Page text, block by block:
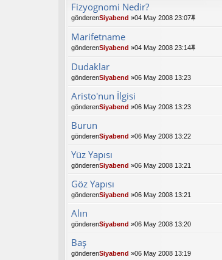
Fizyognomi Nedir?
gönderenSiyabend »04 May 2008 23:07
Marifetname
gönderenSiyabend »04 May 2008 23:14
Dudaklar
gönderenSiyabend »06 May 2008 13:23
Aristo'nun İlgisi
gönderenSiyabend »06 May 2008 13:23
Burun
gönderenSiyabend »06 May 2008 13:22
Yüz Yapısı
gönderenSiyabend »06 May 2008 13:21
Göz Yapısı
gönderenSiyabend »06 May 2008 13:21
Alın
gönderenSiyabend »06 May 2008 13:20
Baş
gönderenSiyabend »06 May 2008 13:19